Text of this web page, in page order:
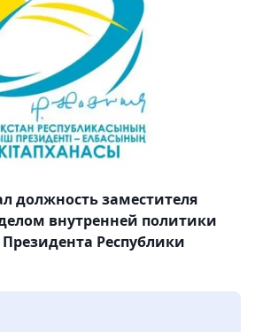
должность заместителя
внутренней политики
Республики